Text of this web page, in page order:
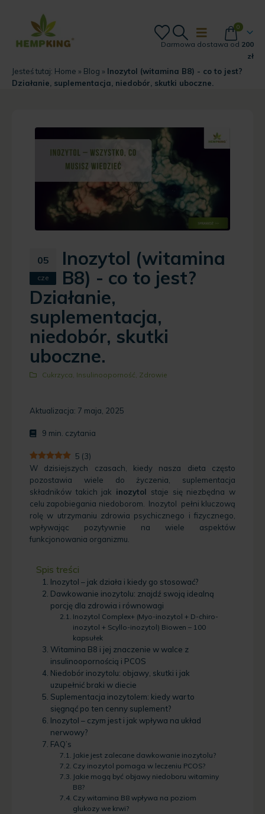
0
Darmowa dostawa od 200
zł
Jesteś tutaj: Home » Blog » Inozytol (witamina B8) - co to jest?
Działanie, suplementacja, niedobór, skutki uboczne.
05
cze
Inozytol (witamina
B8) - co to jest?
Działanie,
suplementacja,
niedobór, skutki
uboczne.
Cukrzyca Insulinooporność Zdrowie
Aktualizacja: 7 maja, 2025
9 min. czytania
5 (3)
W dzisiejszych czasach, kiedy nasza dieta często
pozostawia wiele do życzenia, suplementacja
składników takich jak inozytol staje się niezbędna w
celu zapobiegania niedoborom. Inozytol pełni kluczową
rolę w utrzymaniu zdrowia psychicznego i fizycznego,
wpływając pozytywnie na wiele aspektów
funkcjonowania organizmu.
Spis treści
Inozytol – jak działa i kiedy go stosować?
Dawkowanie inozytolu: znajdź swoją idealną
porcję dla zdrowia i równowagi
Inozytol Complex+ (Myo-inozytol + D-chiro-
inozytol + Scyllo-inozytol) Biowen – 100
kapsułek
Witamina B8 i jej znaczenie w walce z
insulinoopornością i PCOS
Niedobór inozytolu: objawy, skutki i jak
uzupełnić braki w diecie
Suplementacja inozytolem: kiedy warto
sięgnąć po ten cenny suplement?
Inozytol – czym jest i jak wpływa na układ
nerwowy?
FAQ’s
Jakie jest zalecane dawkowanie inozytolu?
Czy inozytol pomaga w leczeniu PCOS?
Jakie mogą być objawy niedoboru witaminy
B8?
Czy witamina B8 wpływa na poziom
glukozy we krwi?